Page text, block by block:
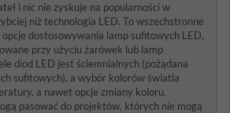
i nic nie zyskuje na popularności w
niż technologia LED. To wszechstronne
opcje dostosowywania lamp sufitowych LED,
przy użyciu żarówek lub lamp
diod LED jest ściemnialnych (pożądana
sufitowych), a wybór kolorów światla
a nawet opcje zmiany koloru.
pasować do projektów, których nie mogą